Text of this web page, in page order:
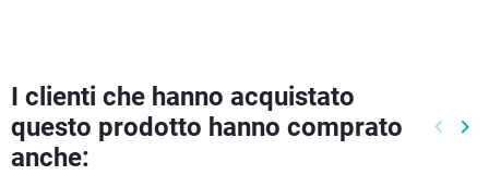
I clienti che hanno acquistato
questo prodotto hanno comprato
anche:
keyboard_arrow_left keyboard_arrow_right